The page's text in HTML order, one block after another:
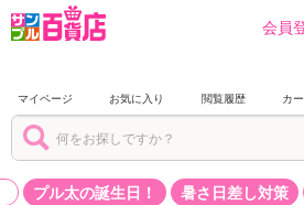
会員
マイページ お気に入り 閲覧履歴 カ
プル太の誕生日！ 暑さ日差し対策